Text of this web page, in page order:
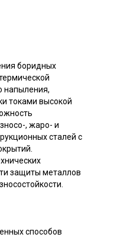
боридных
напыления,
токами высокой
, жаро- и
сталей с
защиты металлов
способов